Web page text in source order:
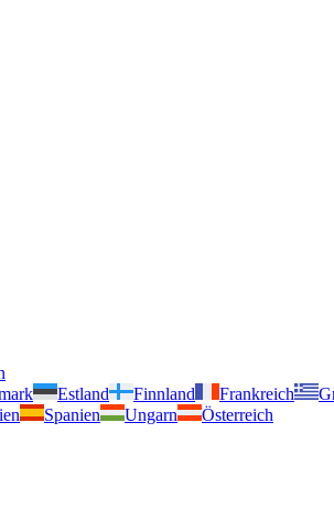
Estland Finnland Frankreich
Spanien Ungarn Österreich